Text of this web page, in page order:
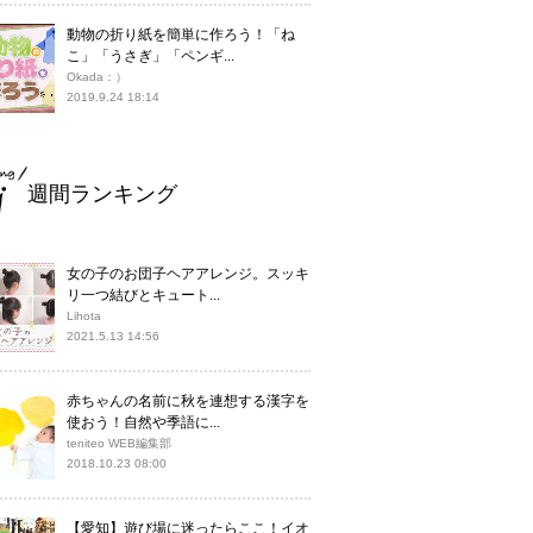
動物の折り紙を簡単に作ろう！「ね
こ」「うさぎ」「ペンギ...
Okada：）
2019.9.24 18:14
週間ランキング
女の子のお団子ヘアアレンジ。スッキ
リ一つ結びとキュート...
Lihota
2021.5.13 14:56
赤ちゃんの名前に秋を連想する漢字を
使おう！自然や季語に...
teniteo WEB編集部
2018.10.23 08:00
【愛知】遊び場に迷ったらここ！イオ